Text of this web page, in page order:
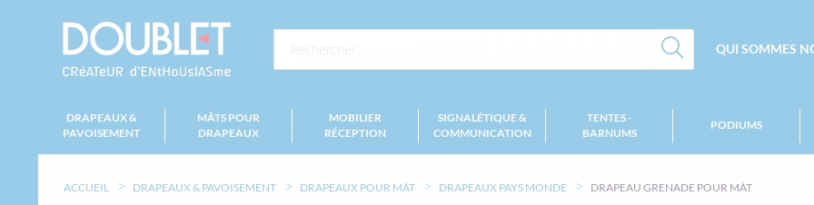
QUI SOMMES
DRAPEAUX &
PAVOISEMENT
MÂTS POUR
DRAPEAUX
MOBILIER
RÉCEPTION
SIGNALÉTIQUE &
COMMUNICATION
TENTES -
BARNUMS
PODIUMS
ACCUEIL DRAPEAUX & PAVOISEMENT DRAPEAUX POUR MÂT DRAPEAUX PAYS MONDE DRAPEAU GRENADE POUR MÂT